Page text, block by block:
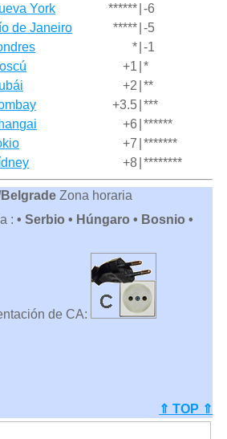
York
****** -6
de Janeiro
***** -5
* -1
+1 *
+2 **
+3.5 ***
+6 ******
+7 *******
+8 ********
Zona horaria
: • Serbio • Húngaro • Bosnio •
de CA:
⇑ TOP ⇑